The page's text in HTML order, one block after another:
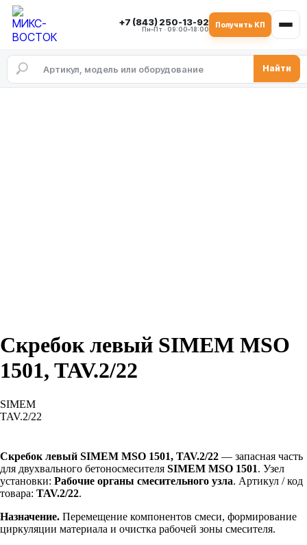
+7 (843) 250-13-92
Пн–Пт · 09:00–18:00
Получить КП
Найти
Скребок левый SIMEM MSO
1501, TAV.2/22
SIMEM
TAV.2/22
Скребок левый SIMEM MSO 1501, TAV.2/22 — запасная часть
для двухвального бетоносмесителя SIMEM MSO 1501. Узел
установки: Рабочие органы смесительного узла. Артикул / код
товара: TAV.2/22.
Назначение. Перемещение компонентов смеси, формирование
циркуляции материала и очистка рабочей зоны смесителя.